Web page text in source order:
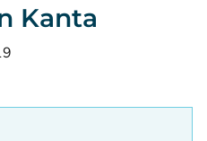
Kanta